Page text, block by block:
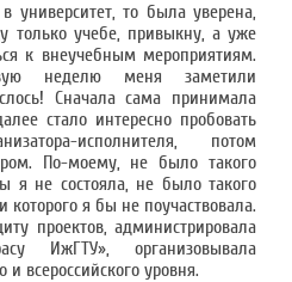
университет, то была уверена,
только учебе, привыкну, а уже
к внеучебным мероприятиям.
неделю меня заметили
Сначала сама принимала
стало интересно пробовать
исполнителя, потом
По-моему, не было такого
я не состояла, не было такого
которого я бы не поучаствовала.
проектов, администрировала
ИжГТУ», организовывала
всероссийского уровня.